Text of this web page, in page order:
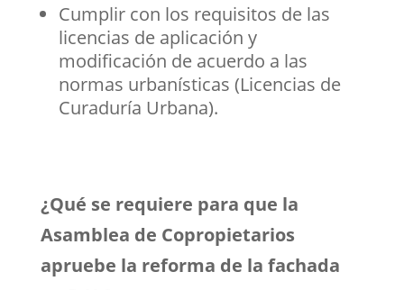
Cumplir con los requisitos de las
licencias de aplicación y
modificación de acuerdo a las
normas urbanísticas (Licencias de
Curaduría Urbana).
¿Qué se requiere para que la
Asamblea de Copropietarios
apruebe la reforma de la fachada